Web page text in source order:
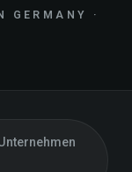
GERMANY ·